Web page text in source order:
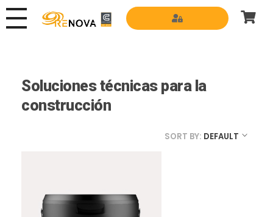
Soluciones técnicas para la
construcción
SORT BY: DEFAULT